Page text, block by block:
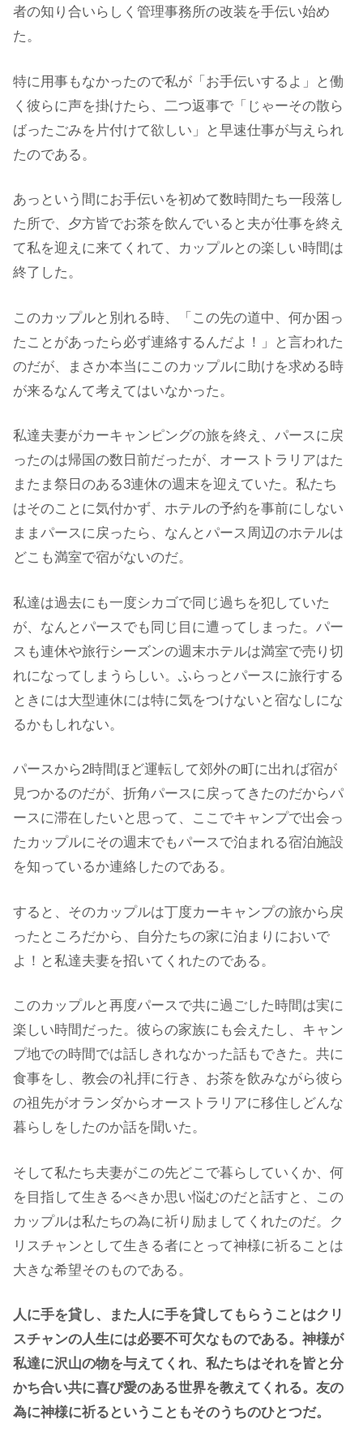
者の知り合いらしく管理事務所の改装を手伝い始め
た。
特に用事もなかったので私が「お手伝いするよ」と働
く彼らに声を掛けたら、二つ返事で「じゃーその散ら
ばったごみを片付けて欲しい」と早速仕事が与えられ
たのである。
あっという間にお手伝いを初めて数時間たち一段落し
た所で、夕方皆でお茶を飲んでいると夫が仕事を終え
て私を迎えに来てくれて、カップルとの楽しい時間は
終了した。
このカップルと別れる時、「この先の道中、何か困っ
たことがあったら必ず連絡するんだよ！」と言われた
のだが、まさか本当にこのカップルに助けを求める時
が来るなんて考えてはいなかった。
私達夫妻がカーキャンピングの旅を終え、パースに戻
ったのは帰国の数日前だったが、オーストラリアはた
またま祭日のある3連休の週末を迎えていた。私たち
はそのことに気付かず、ホテルの予約を事前にしない
ままパースに戻ったら、なんとパース周辺のホテルは
どこも満室で宿がないのだ。
私達は過去にも一度シカゴで同じ過ちを犯していた
が、なんとパースでも同じ目に遭ってしまった。パー
スも連休や旅行シーズンの週末ホテルは満室で売り切
れになってしまうらしい。ふらっとパースに旅行する
ときには大型連休には特に気をつけないと宿なしにな
るかもしれない。
パースから2時間ほど運転して郊外の町に出れば宿が
見つかるのだが、折角パースに戻ってきたのだからパ
ースに滞在したいと思って、ここでキャンプで出会っ
たカップルにその週末でもパースで泊まれる宿泊施設
を知っているか連絡したのである。
すると、そのカップルは丁度カーキャンプの旅から戻
ったところだから、自分たちの家に泊まりにおいで
よ！と私達夫妻を招いてくれたのである。
このカップルと再度パースで共に過ごした時間は実に
楽しい時間だった。彼らの家族にも会えたし、キャン
プ地での時間では話しきれなかった話もできた。共に
食事をし、教会の礼拝に行き、お茶を飲みながら彼ら
の祖先がオランダからオーストラリアに移住しどんな
暮らしをしたのか話を聞いた。
そして私たち夫妻がこの先どこで暮らしていくか、何
を目指して生きるべきか思い悩むのだと話すと、この
カップルは私たちの為に祈り励ましてくれたのだ。ク
リスチャンとして生きる者にとって神様に祈ることは
大きな希望そのものである。
人に手を貸し、また人に手を貸してもらうことはクリ
スチャンの人生には必要不可欠なものである。神様が
私達に沢山の物を与えてくれ、私たちはそれを皆と分
かち合い共に喜び愛のある世界を教えてくれる。友の
為に神様に祈るということもそのうちのひとつだ。